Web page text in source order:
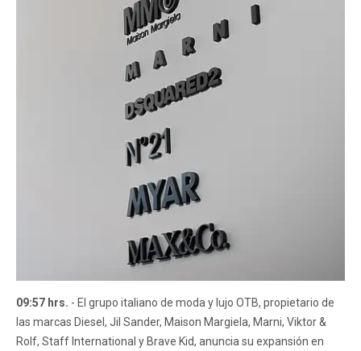
09:57 hrs. - El grupo italiano de moda y lujo OTB, propietario de
las marcas Diesel, Jil Sander, Maison Margiela, Marni, Viktor &
Rolf, Staff International y Brave Kid, anuncia su expansión en